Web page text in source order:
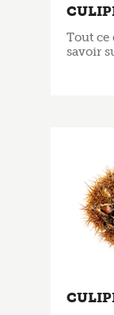
Tout ce
savoir